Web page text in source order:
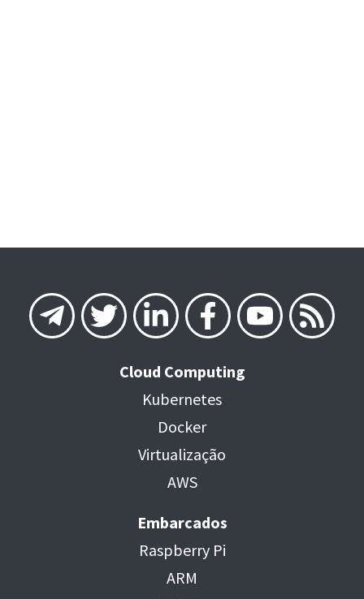
Cloud Computing
Kubernetes
Docker
Virtualização
AWS
Embarcados
Raspberry Pi
ARM